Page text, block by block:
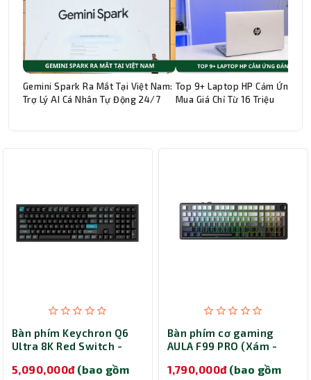
Gemini Spark Ra Mắt Tại Việt Nam:
Trợ Lý AI Cá Nhân Tự Động 24/7
Top 9+ Laptop HP Cảm Ứng
Mua Giá Chỉ Từ 16 Triệu
Bàn phím Keychron Q6
Ultra 8K Red Switch -
5,090,000đ (bao gồm
Bàn phím cơ gaming
AULA F99 PRO (Xám -
Vector switch)
1,790,000đ (bao gồm